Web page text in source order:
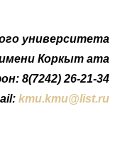
университета
Коркыт ата
8(7242) 26-21-34
kmu.kmu@list.ru